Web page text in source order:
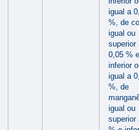
igual a
%, de
igual ou
superior
0,05 % e
inferior
igual a
%, de
igual ou
superior